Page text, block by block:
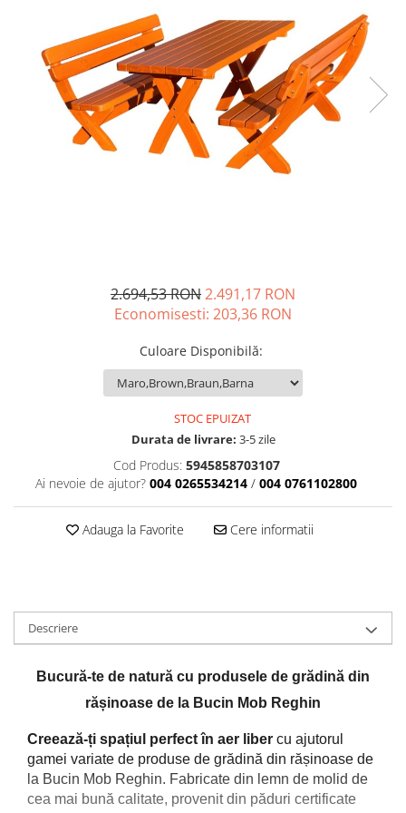
2.694,53 RON2.491,17 RON
Economisesti: 203,36 RON
Culoare Disponibilă:
STOC EPUIZAT
Durata de livrare: 3-5 zile
Cod Produs: 5945858703107
Ai nevoie de ajutor? 004 0265534214 / 004 0761102800
Adauga la Favorite Cere informatii
Descriere
Bucură-te de natură cu produsele de grădină din
rășinoase de la Bucin Mob Reghin
Creează-ți spațiul perfect în aer liber cu ajutorul
gamei variate de produse de grădină din rășinoase de
la Bucin Mob Reghin. Fabricate din lemn de molid de
cea mai bună calitate, provenit din păduri certificate